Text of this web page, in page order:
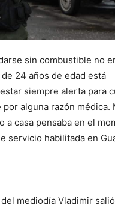
sin combustible no
24 años de edad está
siempre alerta para
alguna razón médica.
a casa pensaba en el
servicio habilitada en
mediodía Vladimir